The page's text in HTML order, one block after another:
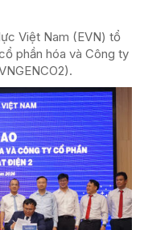
Việt Nam (EVN) tổ
phần hóa và Công ty